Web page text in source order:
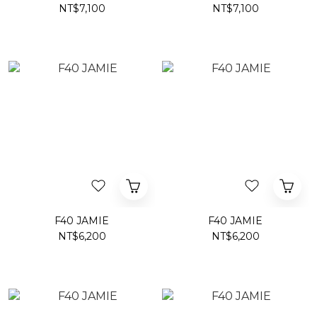
NT$7,100
NT$7,100
F40 JAMIE
NT$6,200
F40 JAMIE
NT$6,200